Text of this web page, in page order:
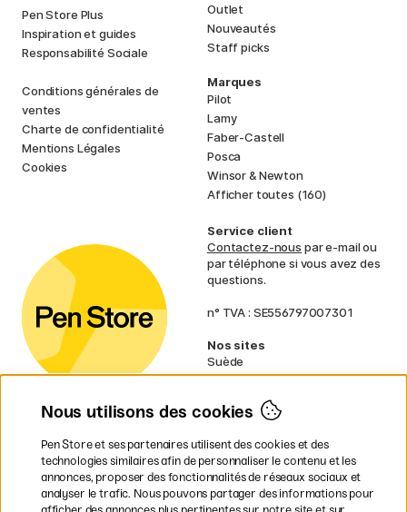
Pen Store Plus
Inspiration et guides
Responsabilité Sociale
Conditions générales de
ventes
Charte de confidentialité
Mentions Légales
Cookies
Outlet
Nouveautés
Staff picks
Marques
Pilot
Lamy
Faber-Castell
Posca
Winsor & Newton
Afficher toutes (160)
Service client
Contactez-nous par e-mail ou
par téléphone si vous avez des
questions.
n° TVA : SE556797007301
Nos sites
Suède
Norvège
Finlande
Irlande
Pays-Bas
Royaume-Uni
UE
Nous utilisons des cookies
Pen Store et ses partenaires utilisent des cookies et des
technologies similaires afin de personnaliser le contenu et les
annonces, proposer des fonctionnalités de réseaux sociaux et
analyser le trafic. Nous pouvons partager des informations pour